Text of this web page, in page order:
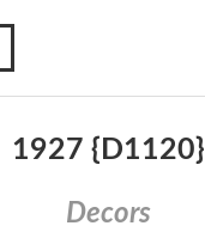
1927 {D1120}
Decors